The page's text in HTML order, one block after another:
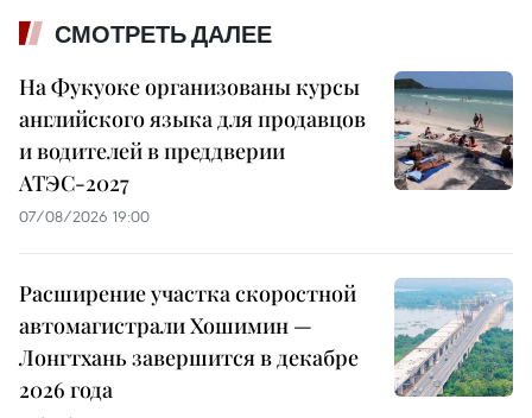
СМОТРЕТЬ ДАЛЕЕ
На Фукуоке организованы курсы
английского языка для продавцов
и водителей в преддверии
АТЭС-2027
07/08/2026 19:00
Расширение участка скоростной
автомагистрали Хошимин —
Лонгтхань завершится в декабре
2026 года